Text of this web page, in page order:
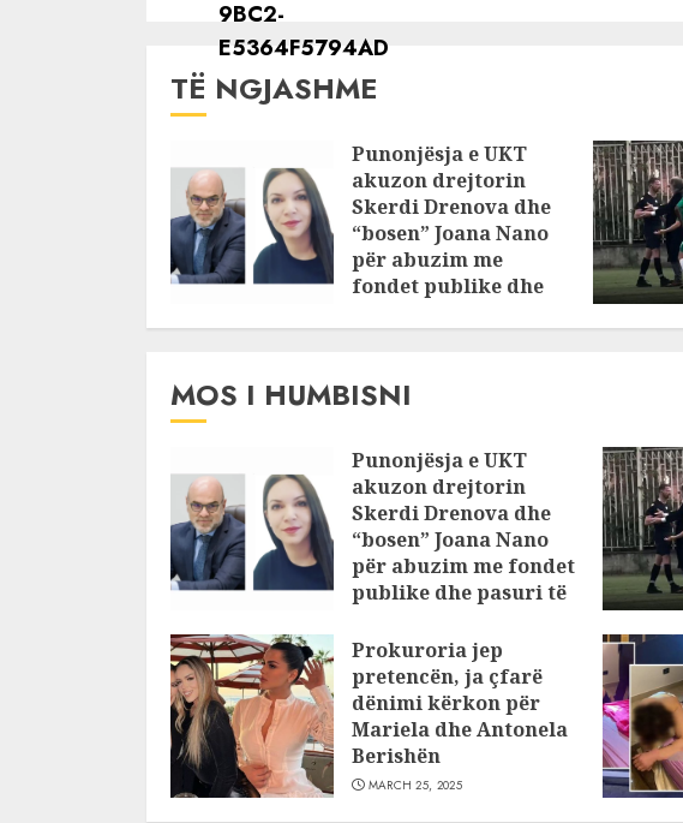
TË NGJASHME
Punonjësja e UKT
akuzon drejtorin
Skerdi Drenova dhe
“bosen” Joana Nano
për abuzim me
fondet publike dhe
MOS I HUMBISNI
Punonjësja e UKT
akuzon drejtorin
Skerdi Drenova dhe
“bosen” Joana Nano
për abuzim me fondet
publike dhe pasuri të
JULY 24, 2025
Prokuroria jep
pretencën, ja çfarë
dënimi kërkon për
Mariela dhe Antonela
Berishën
MARCH 25, 2025